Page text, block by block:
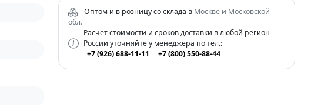
Оптом и в розницу со склада в Москве и Московской
обл.
Расчет стоимости и сроков доставки в любой регион
России уточняйте у менеджера по тел.:
+7 (926) 688-11-11
+7 (800) 550-88-44